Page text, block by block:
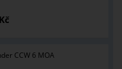
CCW 6 MOA